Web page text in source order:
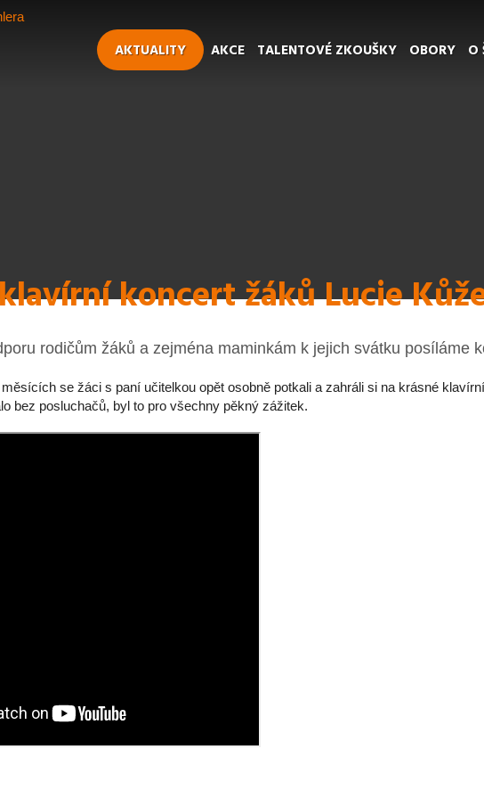
AKTUALITY AKCE TALENTOVÉ ZKOUŠKY OBORY O
koncert žáků Lucie
rodičům žáků a zejména maminkám k jejich svátku posíláme
se žáci s paní učitelkou opět osobně potkali a zahráli si na krásné
bez posluchačů, byl to pro všechny pěkný zážitek.